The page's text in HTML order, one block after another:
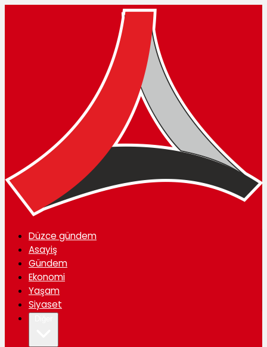
Düzce gündem
Asayiş
Gündem
Ekonomi
Yaşam
Siyaset